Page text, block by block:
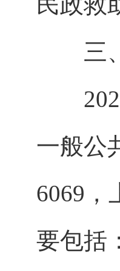
三、
2023
一般公
6069，
要包括